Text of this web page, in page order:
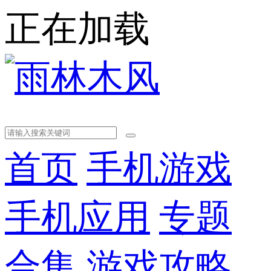
正在加载
首页 手机游戏
手机应用 专题